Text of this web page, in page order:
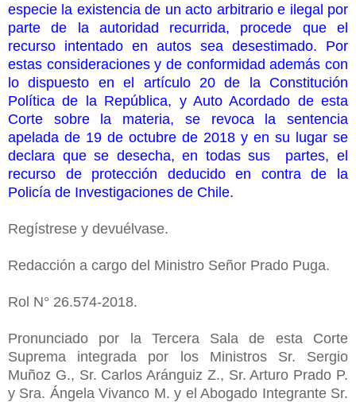
especie la existencia de un acto arbitrario e ilegal por
parte de la autoridad recurrida, procede que el
recurso intentado en autos sea desestimado. Por
estas consideraciones y de conformidad además con
lo dispuesto en el artículo 20 de la Constitución
Política de la República, y Auto Acordado de esta
Corte sobre la materia, se revoca la sentencia
apelada de 19 de octubre de 2018 y en su lugar se
declara que se desecha, en todas sus partes, el
recurso de protección deducido en contra de la
Policía de Investigaciones de Chile.
Regístrese y devuélvase.
Redacción a cargo del Ministro Señor Prado Puga.
Rol N° 26.574-2018.
Pronunciado por la Tercera Sala de esta Corte
Suprema integrada por los Ministros Sr. Sergio
Muñoz G., Sr. Carlos Aránguiz Z., Sr. Arturo Prado P.
y Sra. Ángela Vivanco M. y el Abogado Integrante Sr.